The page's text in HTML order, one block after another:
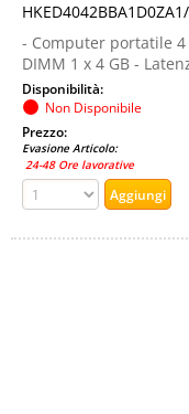
- Computer portatile 4
DIMM 1 x 4 GB -
Disponibilità:
Non Disponibile
Prezzo:
Evasione Articolo:
24-48 Ore lavorative